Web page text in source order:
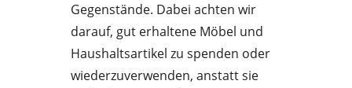
Gegenstände. Dabei achten wir
darauf, gut erhaltene Möbel und
Haushaltsartikel zu spenden oder
wiederzuverwenden, anstatt sie